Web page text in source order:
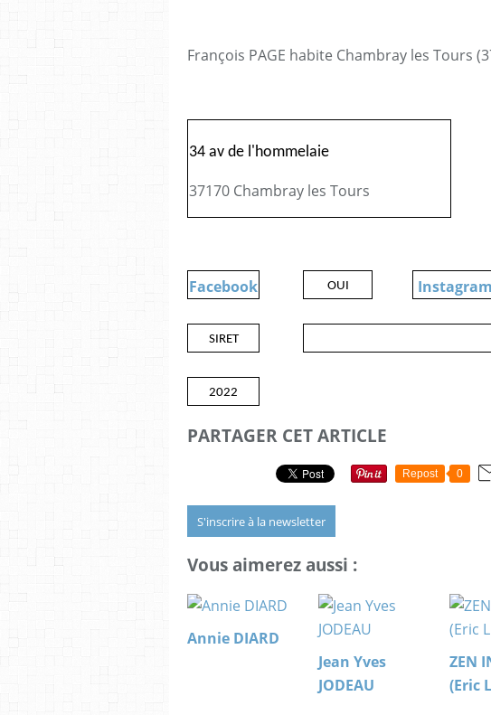
François PAGE habite Chambray les Tours
34 av de l'hommelaie
37170 Chambray les Tours
Facebook OUI Instagram
SIRET
2022
PARTAGER CET ARTICLE
Repost 0
S'inscrire à la newsletter
Vous aimerez aussi :
Annie DIARD
Jean Yves
JODEAU
ZEN
(Eric